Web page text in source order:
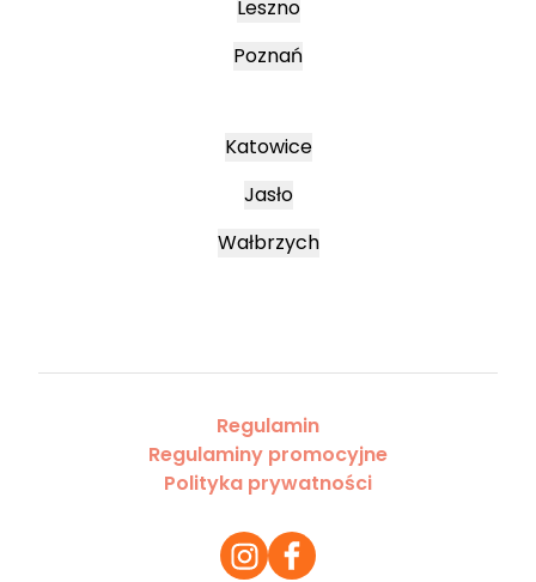
Leszno
Poznań
Katowice
Jasło
Wałbrzych
Regulamin
Regulaminy promocyjne
Polityka prywatności